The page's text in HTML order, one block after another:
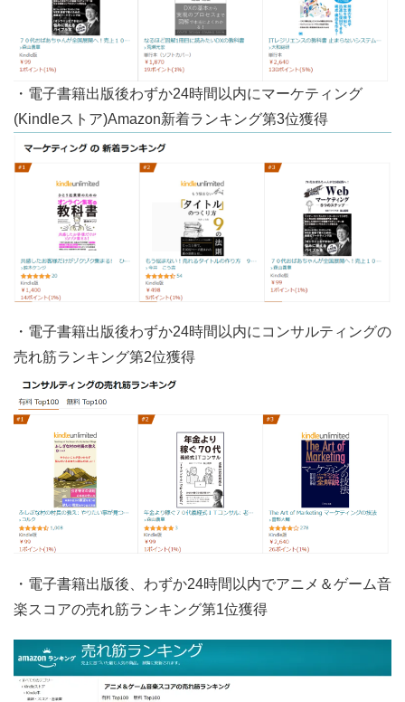
・電子書籍出版後わずか24時間以内にマーケティング
(Kindleストア)Amazon新着ランキング第3位獲得
・電子書籍出版後わずか24時間以内にコンサルティングの
売れ筋ランキング第2位獲得
・電子書籍出版後、わずか24時間以内でアニメ＆ゲーム音
楽スコアの売れ筋ランキング第1位獲得